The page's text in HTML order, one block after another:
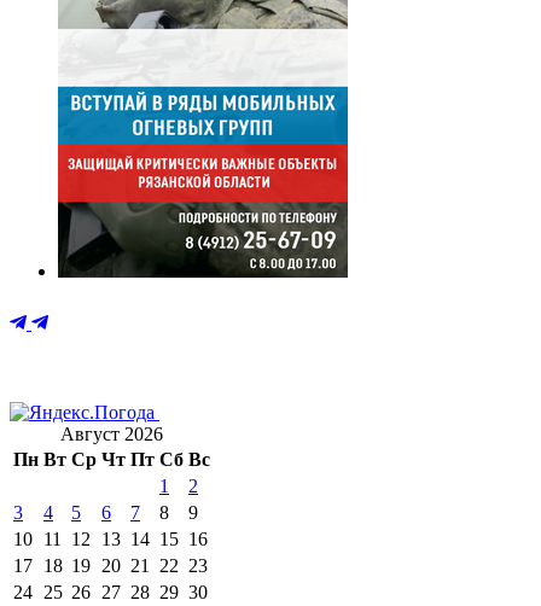
Август 2026
Пн Вт Ср Чт Пт Сб Вс
1
2
3
4 5 6 7 8
9
10 11 12 13 14 15 16
17 18 19 20 21 22 23
24 25 26 27 28 29 30